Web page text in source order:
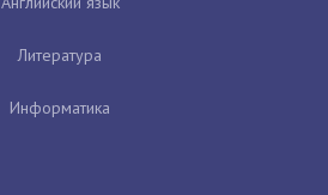
Литература
Информатика